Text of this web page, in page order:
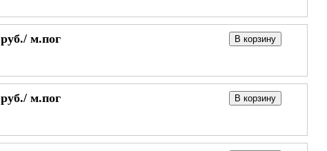
руб./ м.пог В корзину
руб./ м.пог В корзину